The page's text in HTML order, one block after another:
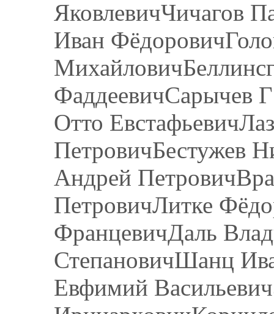
ЯковлевичЧичагов
Иван
ФаддеевичСарычев
Отто
ПетровичБестужев
Андрей
ПетровичЛитке
ФранцевичДаль
СтепановичШанц
Евфимий